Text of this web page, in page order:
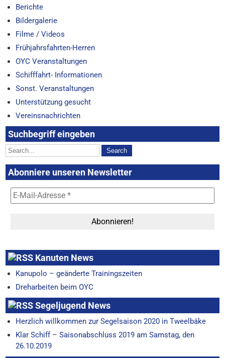
Berichte
Bildergalerie
Filme / Videos
Frühjahrsfahrten-Herren
OYC Veranstaltungen
Schifffahrt- Informationen
Sonst. Veranstaltungen
Unterstützung gesucht
Vereinsnachrichten
Suchbegriff eingeben
Abonniere unseren Newsletter
Kanuten News
Kanupolo – geänderte Trainingszeiten
Dreharbeiten beim OYC
Segeljugend News
Herzlich willkommen zur Segelsaison 2020 in Tweelbäke
Klar Schiff – Saisonabschluss 2019 am Samstag, den
26.10.2019